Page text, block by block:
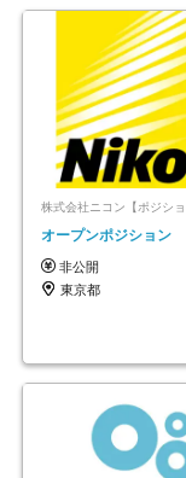
オープンポジション
非公開
東京都